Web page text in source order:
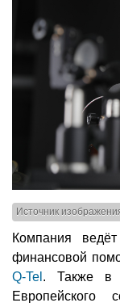
Источник
Компания
финансовой
Q-Tel . Также в
Европейского